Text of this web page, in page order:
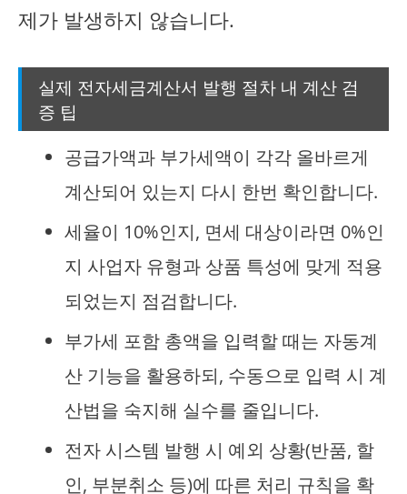
제가 발생하지 않습니다.
실제 전자세금계산서 발행 절차 내 계산 검
증 팁
공급가액과 부가세액이 각각 올바르게
계산되어 있는지 다시 한번 확인합니다.
세율이 10%인지, 면세 대상이라면 0%인
지 사업자 유형과 상품 특성에 맞게 적용
되었는지 점검합니다.
부가세 포함 총액을 입력할 때는 자동계
산 기능을 활용하되, 수동으로 입력 시 계
산법을 숙지해 실수를 줄입니다.
전자 시스템 발행 시 예외 상황(반품, 할
인, 부분취소 등)에 따른 처리 규칙을 확